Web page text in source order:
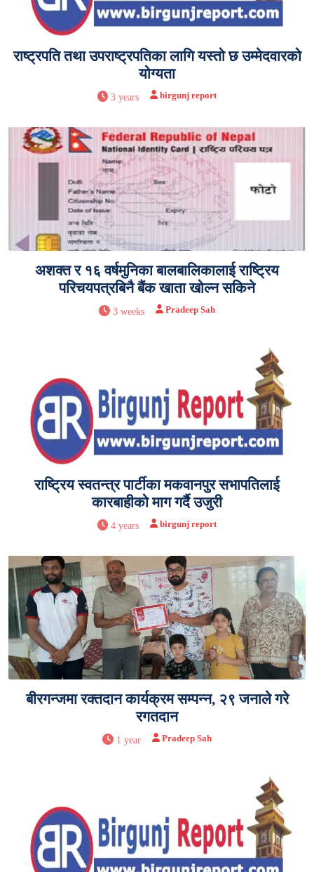
राष्ट्रपति तथा उपराष्ट्रपतिका लागि यस्तो छ उम्मेदवारको
योग्यता
3 years birgunj report
अशक्त र १६ वर्षमुनिका बालबालिकालाई राष्ट्रिय
परिचयपत्रबिनै बैंक खाता खोल्न सकिने
3 weeks Pradeep Sah
राष्ट्रिय स्वतन्त्र पार्टीका मकवानपुर सभापतिलाई
कारबाहीको माग गर्दै उजुरी
4 years birgunj report
बीरगन्जमा रक्तदान कार्यक्रम सम्पन्न, २९ जनाले गरे
रगतदान
1 year Pradeep Sah